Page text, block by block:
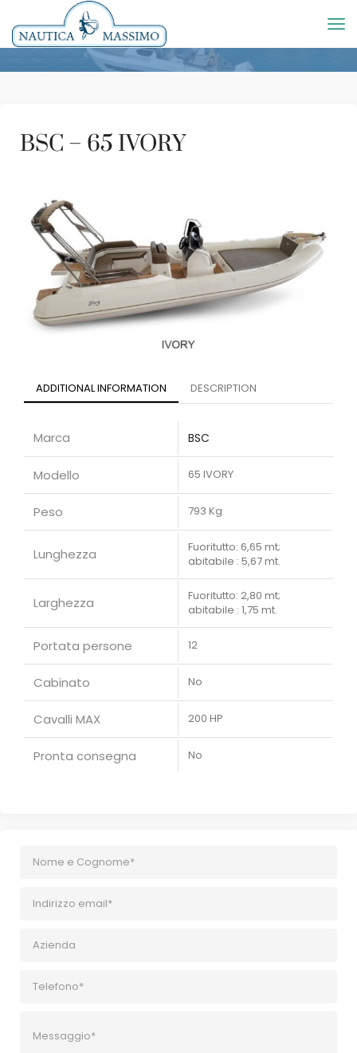
BSC – 65 IVORY
ADDITIONAL INFORMATION DESCRIPTION
Marca BSC
Modello 65 IVORY
Peso 793 Kg
Lunghezza
Fuoritutto: 6,65 mt;
abitabile : 5,67 mt.
Larghezza
Fuoritutto: 2,80 mt;
abitabile : 1,75 mt.
Portata persone 12
Cabinato No
Cavalli MAX 200 HP
Pronta consegna No